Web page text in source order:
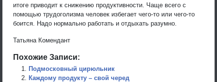
итоге приводит к снижению продуктивности. Чаще всего с
помощью трудоголизма человек избегает чего-то или чего-то
боится. Надо нормально работать и отдыхать разумно.
Татьяна Комендант
Похожие Записи:
Подмосковный цирюльник
Каждому продукту – свой черед